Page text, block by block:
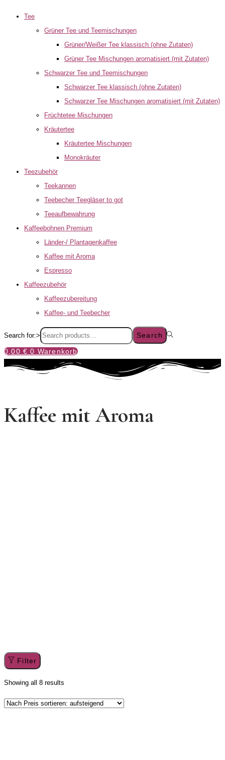
Tee
Grüner Tee und Teemischungen
Grüner/Weißer Tee klassisch (ohne Zutaten)
Grüner Tee Mischungen aromatisiert (mit Zutaten)
Schwarzer Tee und Teemischungen
Schwarzer Tee klassisch (ohne Zutaten)
Schwarzer Tee Mischungen aromatisiert (mit Zutaten)
Früchtetee Mischungen
Kräutertee
Kräutertee Mischungen
Monokräuter
Teezubehör
Teekannen
Teebecher Teegläser to got
Teeaufbewahrung
Kaffeebohnen Premium
Länder-/ Plantagenkaffee
Kaffee mit Aroma
Espresso
Kaffeezubehör
Kaffeezubereitung
Kaffee- und Teebecher
Search for:>
Search
0,00 € 0 Warenkorb
Kaffee mit Aroma
Filter
Showing all 8 results